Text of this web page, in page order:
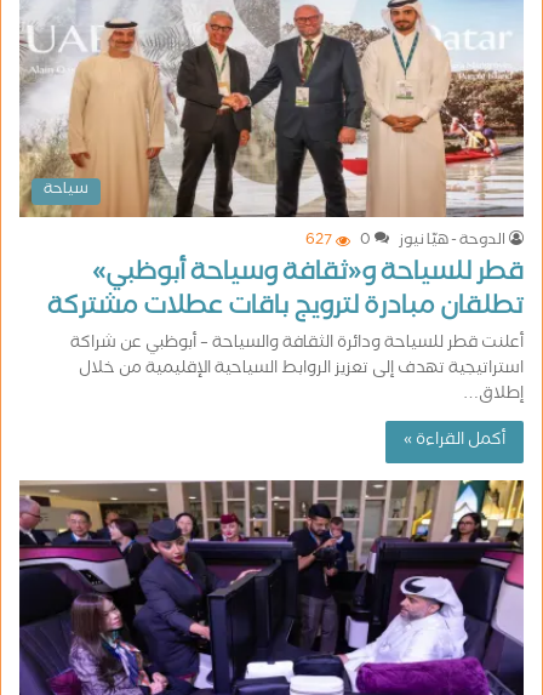
سياحة
الدوحة - هيّا نيوز
0
627
قطر للسياحة و«ثقافة وسياحة أبوظبي»
تطلقان مبادرة لترويج باقات عطلات مشتركة
أعلنت قطر للسياحة ودائرة الثقافة والسياحة – أبوظبي عن شراكة
استراتيجية تهدف إلى تعزيز الروابط السياحية الإقليمية من خلال
إطلاق…
أكمل القراءة »